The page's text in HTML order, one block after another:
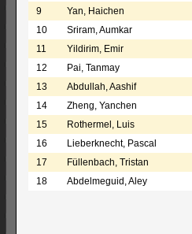
9
Yan, Haichen
10
Sriram, Aumkar
11
Yildirim, Emir
12
Pai, Tanmay
13
Abdullah, Aashif
14
Zheng, Yanchen
15
Rothermel, Luis
16
Lieberknecht, Pascal
17
Füllenbach, Tristan
18
Abdelmeguid, Aley